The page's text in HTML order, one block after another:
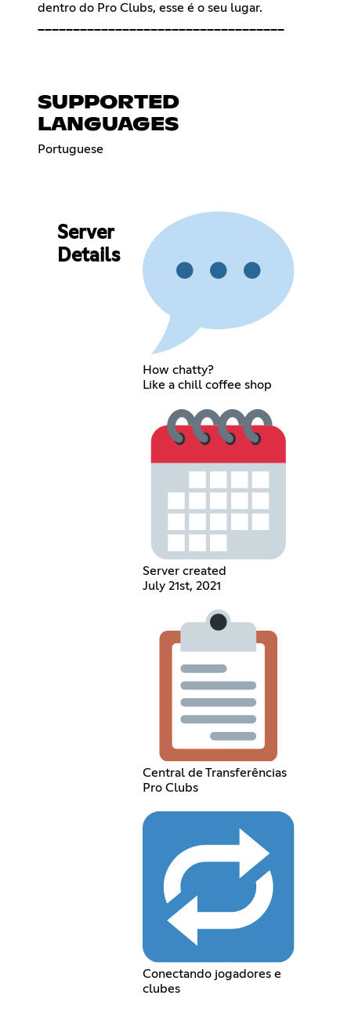
dentro do Pro Clubs, esse é o seu lugar.
━━━━━━━━━━━━━━━━━━━━━━━━━━━━━━━━━━━
SUPPORTED
LANGUAGES
Portuguese
Server
Details
How chatty?
Like a chill coffee shop
Server created
July 21st, 2021
Central de Transferências
Pro Clubs
Conectando jogadores e
clubes